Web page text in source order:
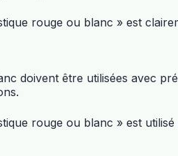
rouge ou blanc » est
doivent être utilisées avec
rouge ou blanc » est